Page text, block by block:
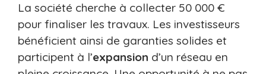
La société cherche à collecter 50 000 €
pour finaliser les travaux. Les investisseurs
bénéficient ainsi de garanties solides et
participent à l’expansion d’un réseau en